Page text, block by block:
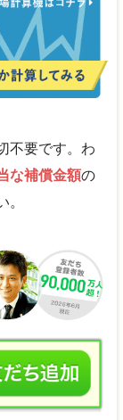
不要です。わ
な補償金額の
。